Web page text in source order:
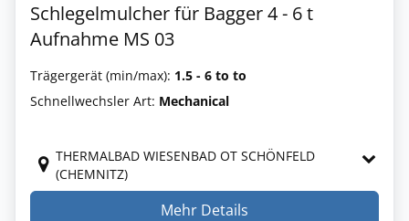
Schlegelmulcher für Bagger 4 - 6 t
Aufnahme MS 03
Trägergerät (min/max): 1.5 - 6 to to
Schnellwechsler Art: Mechanical
THERMALBAD WIESENBAD OT SCHÖNFELD
(CHEMNITZ)
Mehr Details